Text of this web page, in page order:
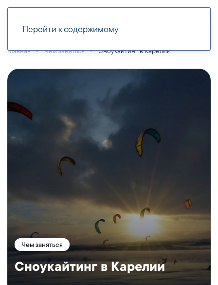
Перейти к содержимому
Главная Чем заняться Сноукайтинг в Карелии
Чем заняться
Сноукайтинг в Карелии